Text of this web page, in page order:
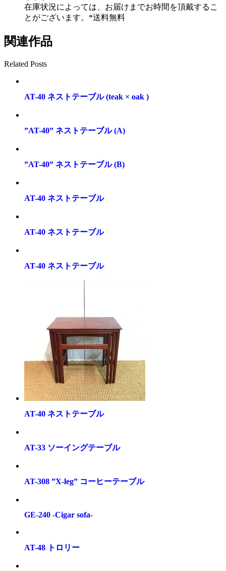
在庫状況によっては、お届けまでお時間を頂戴するこ
とがございます。*送料無料
関連作品
Related Posts
AT-40 ネストテーブル (teak × oak )
”AT-40” ネストテーブル (A)
”AT-40” ネストテーブル (B)
AT-40 ネストテーブル
AT-40 ネストテーブル
AT-40 ネストテーブル
AT-40 ネストテーブル
AT-33 ソーイングテーブル
AT-308 ”X-leg” コーヒーテーブル
GE-240 -Cigar sofa-
AT-48 トロリー